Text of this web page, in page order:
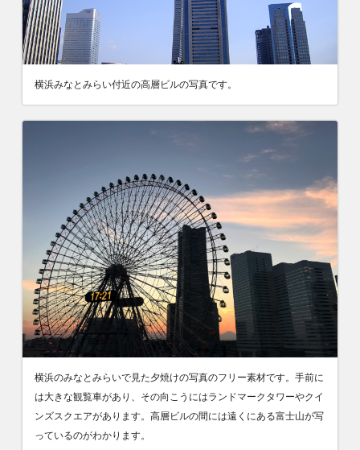
横浜みなとみらい付近の高層ビルの写真です。
横浜のみなとみらいで見た夕焼けの写真のフリー素材です。手前に
は大きな観覧車があり、その向こうにはランドマークタワーやクイ
ンズスクエアがあります。高層ビルの間には遠くにある富士山が写
っているのがわかります。